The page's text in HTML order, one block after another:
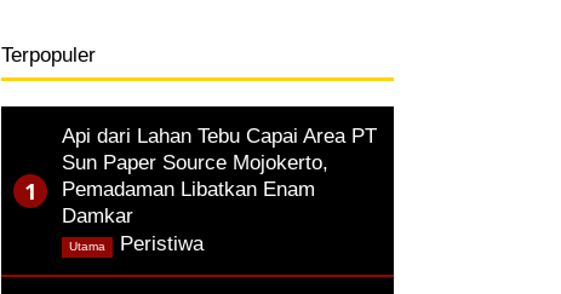
Terpopuler
Api dari Lahan Tebu Capai Area PT
Sun Paper Source Mojokerto,
Pemadaman Libatkan Enam
Damkar
Peristiwa,
Utama